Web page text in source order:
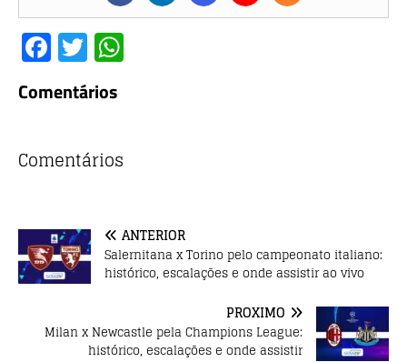
F
a
c
b
o
k
T
w
it
r
p
Comentários
Comentários
ANTERIOR
Salernitana x Torino pelo campeonato italiano:
histórico, escalações e onde assistir ao vivo
PRÓXIMO
Milan x Newcastle pela Champions League:
histórico, escalações e onde assistir